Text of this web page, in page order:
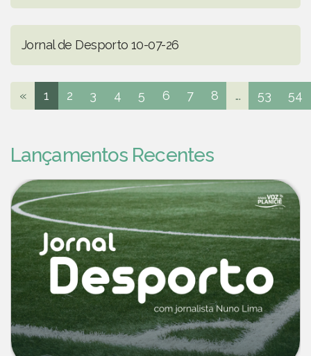
Jornal de Desporto 10-07-26
« 1 2 3 4 5 6 7 8 ... 53 54
Lançamentos Recentes